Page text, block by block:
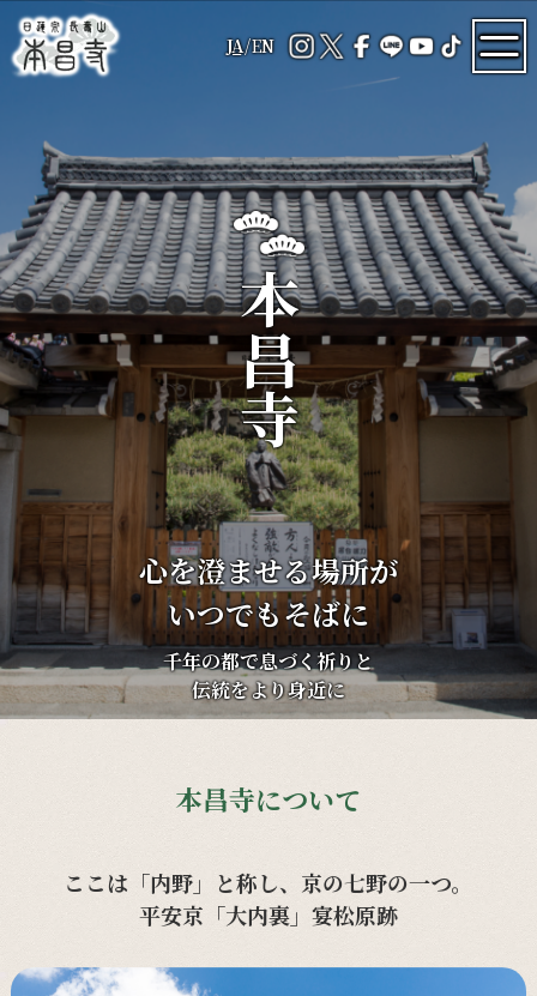
JA/EN
心を澄ませる場所が
いつでもそばに
千年の都で息づく祈りと
伝統をより身近に
本昌寺
本昌寺について
ここは「内野」と称し、京の七野の一つ。
平安京「大内裏」宴松原跡